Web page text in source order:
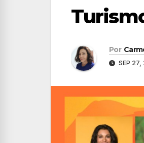
Por
SEP 27,